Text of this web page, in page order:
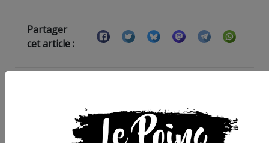
Partager
cet article :
ARTICLE SUIVANT :